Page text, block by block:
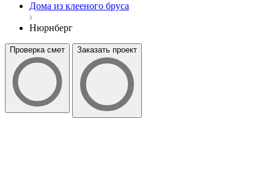
Дома из клееного бруса
Нюрнберг
Проверка смет Заказать проект